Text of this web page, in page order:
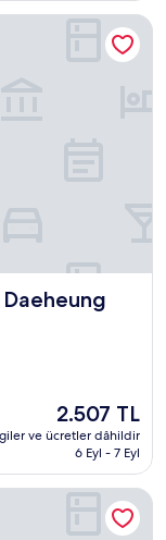
Güncel
fiyat:
2.507 TL
2.507 TL
ve ücretler dâhildir
6 Eyl - 7 Eyl